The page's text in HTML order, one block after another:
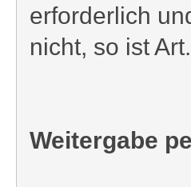
erforderlich
nicht, so ist
Weitergabe